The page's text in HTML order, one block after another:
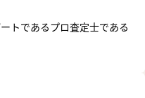
トであるプロ査定士である